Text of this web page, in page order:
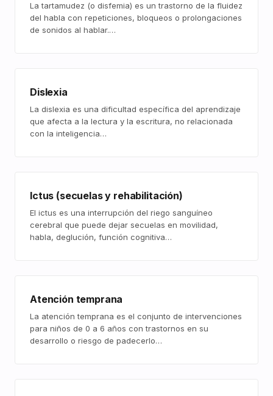
La tartamudez (o disfemia) es un trastorno de la fluidez
del habla con repeticiones, bloqueos o prolongaciones
de sonidos al hablar.…
Dislexia
La dislexia es una dificultad específica del aprendizaje
que afecta a la lectura y la escritura, no relacionada
con la inteligencia…
Ictus (secuelas y rehabilitación)
El ictus es una interrupción del riego sanguíneo
cerebral que puede dejar secuelas en movilidad,
habla, deglución, función cognitiva…
Atención temprana
La atención temprana es el conjunto de intervenciones
para niños de 0 a 6 años con trastornos en su
desarrollo o riesgo de padecerlo…